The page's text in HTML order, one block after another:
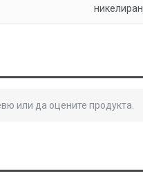
никелиран
или да оцените продукта.